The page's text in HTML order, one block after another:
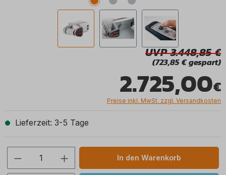
2.725,00
UVP 3.448,85
(723,85 € gespart)
Preise inkl. MwSt. zzgl. Versandkosten
Lieferzeit: 3-5 Tage
Produkt Anzahl: Gib den gewünschten
In den Warenkorb